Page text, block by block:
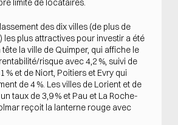
limité de locataires.
des dix villes (de plus de
les plus attractives pour investir a été
la ville de Quimper, qui affiche le
risque avec 4,2 %, suivi de
% et de Niort, Poitiers et Evry qui
de 4 %. Les villes de Lorient et de
taux de 3,9 % et Pau et La Roche-
reçoit la lanterne rouge avec